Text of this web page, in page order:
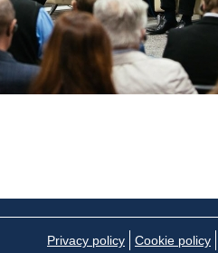
Privacy policy Cookie policy